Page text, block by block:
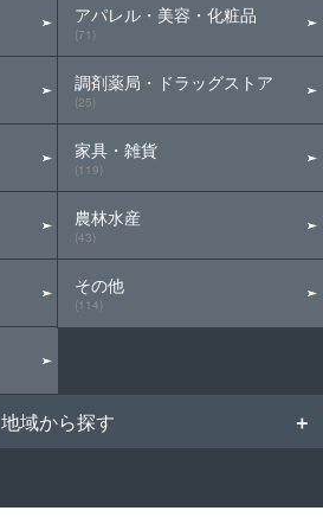
アパレル・美容・化粧品
(71)
調剤薬局・ドラッグストア
(25)
家具・雑貨
(119)
農林水産
(43)
その他
(114)
地域から探す